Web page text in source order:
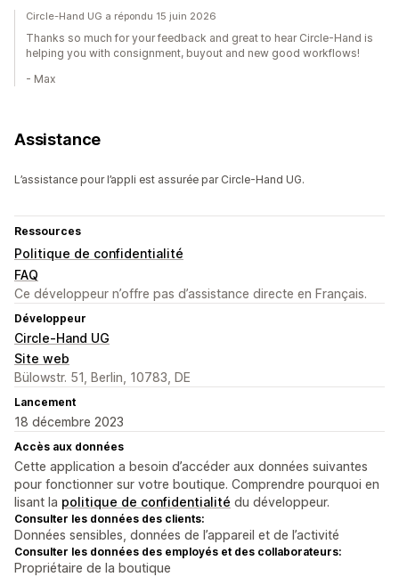
Circle-Hand UG a répondu 15 juin 2026
Thanks so much for your feedback and great to hear Circle-Hand is
helping you with consignment, buyout and new good workflows!
- Max
Assistance
L’assistance pour l’appli est assurée par Circle-Hand UG.
Ressources
Politique de confidentialité
FAQ
Ce développeur n’offre pas d’assistance directe en Français.
Développeur
Circle-Hand UG
Site web
Bülowstr. 51, Berlin, 10783, DE
Lancement
18 décembre 2023
Accès aux données
Cette application a besoin d’accéder aux données suivantes
pour fonctionner sur votre boutique. Comprendre pourquoi en
lisant la politique de confidentialité du développeur.
Consulter les données des clients:
Données sensibles, données de l’appareil et de l’activité
Consulter les données des employés et des collaborateurs:
Propriétaire de la boutique